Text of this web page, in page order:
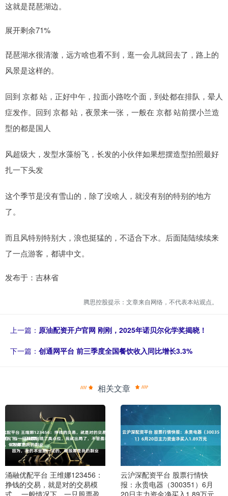
这就是琵琶湖边。
展开剩余71%
琵琶湖水很清澈，远方啥也看不到，逛一会儿就回去了，路上的
风景是这样的。
回到 京都 站，正好中午，拉面小路吃个面，到处都在排队，晕人
症发作。回到 京都 站，夜景来一张，一般在 京都 站前摆小兰造
型的都是国人
风超级大，发型水藻纷飞，长发的小伙伴如果想摆造型拍照最好
扎一下头发
这个季节是没有雪山的，除了没啥人，就没有别的特别的地方
了。
而且风特别特别大，浪也挺猛的，不适合下水。后面陆陆续续来
了一点游客，都讲中文。
发布于：吉林省
腾思控股提示：文章来自网络，不代表本站观点。
上一篇： 原油配资开户官网 刚刚，2025年诺贝尔化学奖揭晓！
下一篇： 创通网平台 前三季度全国餐饮收入同比增长3.3%
相关文章
涌融优配平台 王维娜123456：
挣钱的交易，就是对的交易模
式。 一般情况下，一只股票盈
云沪深配资平台 股票行情快
报：永贵电器（300351）6月
20日主力资金净买入1.89万元